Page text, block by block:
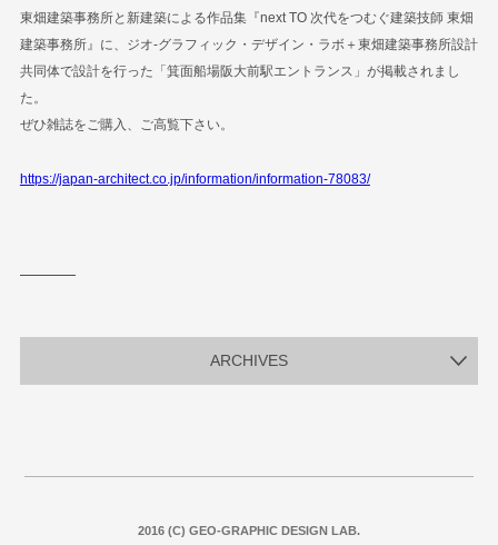
東畑建築事務所と新建築による作品集『next TO 次代をつむぐ建築技師 東畑
建築事務所』に、ジオ-グラフィック・デザイン・ラボ＋東畑建築事務所設計
共同体で設計を行った「箕面船場阪大前駅エントランス」が掲載されまし
た。
ぜひ雑誌をご購入、ご高覧下さい。
https://japan-architect.co.jp/information/information-78083/
ARCHIVES
2016 (C) GEO-GRAPHIC DESIGN LAB.